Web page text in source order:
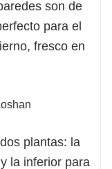
son de
para el
fresco en
plantas: la
la inferior para